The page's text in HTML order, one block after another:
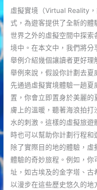
虛擬實境（Virtual Reality
式，為遊客提供了全新的體
世界之外的虛擬空間中探索
境中。在本文中，我們將分
舉例介紹幾個讓讀者更好理
舉例來說，假設你計劃去夏
先通過虛擬實境體驗一趟
置，你會立即置身於美麗
膚上的溫暖，聽著海浪拍
水的刺激。這樣的虛擬旅遊
時也可以幫助你計劃行程和
除了實際目的地的體驗，
體驗的奇妙旅程。例如，你
址，如古埃及的金字塔、古
以漫步在這些歷史悠久的地